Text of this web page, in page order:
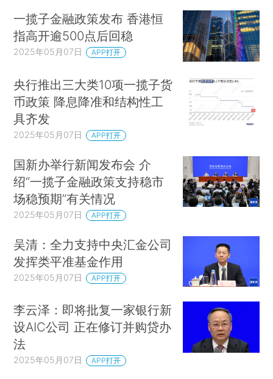
一揽子金融政策发布 香港恒
指高开逾500点后回稳
2025年05月07日 APP打开
央行推出三大类10项一揽子货
币政策 降息降准和结构性工
具齐发
2025年05月07日 APP打开
国新办举行新闻发布会 介
绍“一揽子金融政策支持稳市
场稳预期”有关情况
2025年05月07日 APP打开
吴清：全力支持中央汇金公司
发挥类平准基金作用
2025年05月07日 APP打开
李云泽：即将批复一家银行新
设AIC公司 正在修订并购贷办
法
2025年05月07日 APP打开